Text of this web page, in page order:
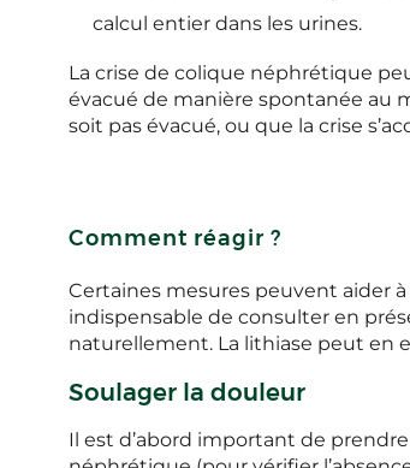
calcul entier dans les urines.
La crise de colique néphrétique
évacué de manière spontanée au
soit pas évacué, ou que la crise
Comment réagir ?
Certaines mesures peuvent aider
indispensable de consulter en
naturellement. La lithiase peut en
Soulager la douleur
Il est d’abord important de